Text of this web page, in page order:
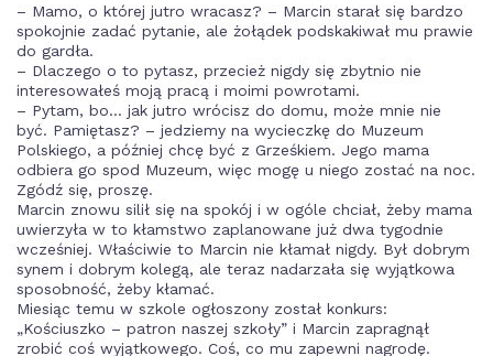
– Mamo, o której jutro wracasz? – Marcin starał się bardzo
spokojnie zadać pytanie, ale żołądek podskakiwał mu prawie
do gardła.
– Dlaczego o to pytasz, przecież nigdy się zbytnio nie
interesowałeś moją pracą i moimi powrotami.
– Pytam, bo… jak jutro wrócisz do domu, może mnie nie
być. Pamiętasz? – jedziemy na wycieczkę do Muzeum
Polskiego, a później chcę być z Grześkiem. Jego mama
odbiera go spod Muzeum, więc mogę u niego zostać na noc.
Zgódź się, proszę.
Marcin znowu silił się na spokój i w ogóle chciał, żeby mama
uwierzyła w to kłamstwo zaplanowane już dwa tygodnie
wcześniej. Właściwie to Marcin nie kłamał nigdy. Był dobrym
synem i dobrym kolegą, ale teraz nadarzała się wyjątkowa
sposobność, żeby kłamać.
Miesiąc temu w szkole ogłoszony został konkurs:
„Kościuszko – patron naszej szkoły” i Marcin zapragnął
zrobić coś wyjątkowego. Coś, co mu zapewni nagrodę.